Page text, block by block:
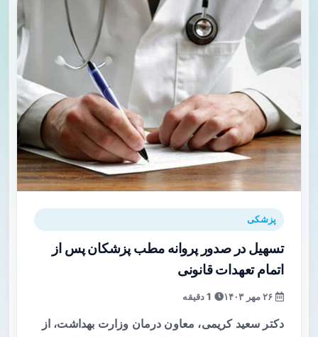
پزشکی
تسهیل در صدور پروانه مطب پزشکان پس از
اتمام تعهدات قانونی
دکتر سعید کریمی، معاون درمان وزارت بهداشت، از